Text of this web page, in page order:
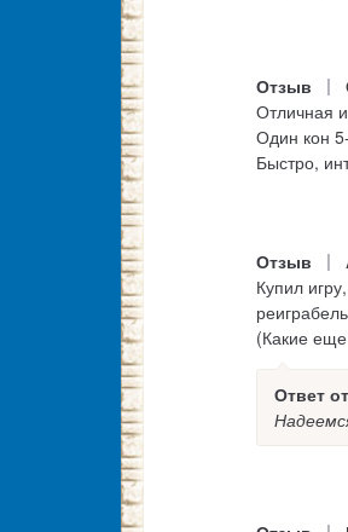
Отзыв |
Отличная
Один кон
Быстро,
Отзыв |
Купил
(Какие
Ответ